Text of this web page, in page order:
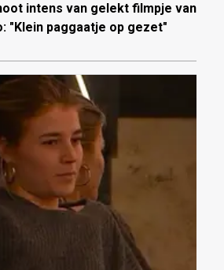
intens van gelekt filmpje van
"Klein paggaatje op gezet"